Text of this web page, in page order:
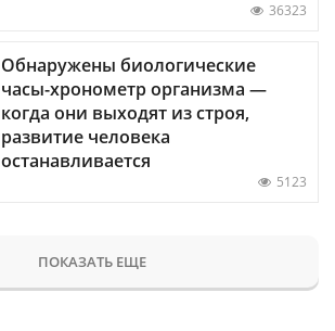
36323
Обнаружены биологические
часы-хронометр организма —
когда они выходят из строя,
развитие человека
останавливается
5123
ПОКАЗАТЬ ЕЩЕ